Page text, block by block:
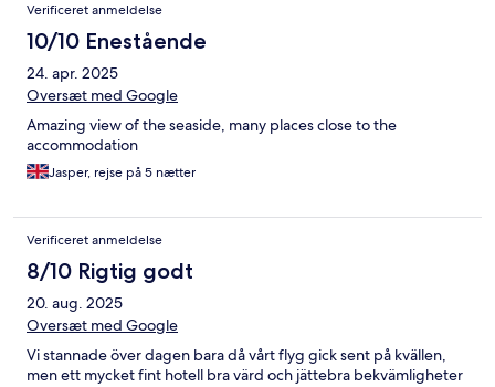
Verificeret anmeldelse
10/10 Enestående
24. apr. 2025
Oversæt med Google
Amazing view of the seaside, many places close to the
accommodation
Jasper, rejse på 5 nætter
Verificeret anmeldelse
8/10 Rigtig godt
20. aug. 2025
Oversæt med Google
Vi stannade över dagen bara då vårt flyg gick sent på kvällen,
men ett mycket fint hotell bra värd och jättebra bekvämligheter